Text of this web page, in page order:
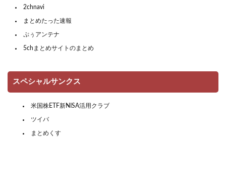
2chnavi
まとめたった速報
ぷぅアンテナ
5chまとめサイトのまとめ
スペシャルサンクス
米国株ETF新NISA活用クラブ
ツイバ
まとめくす